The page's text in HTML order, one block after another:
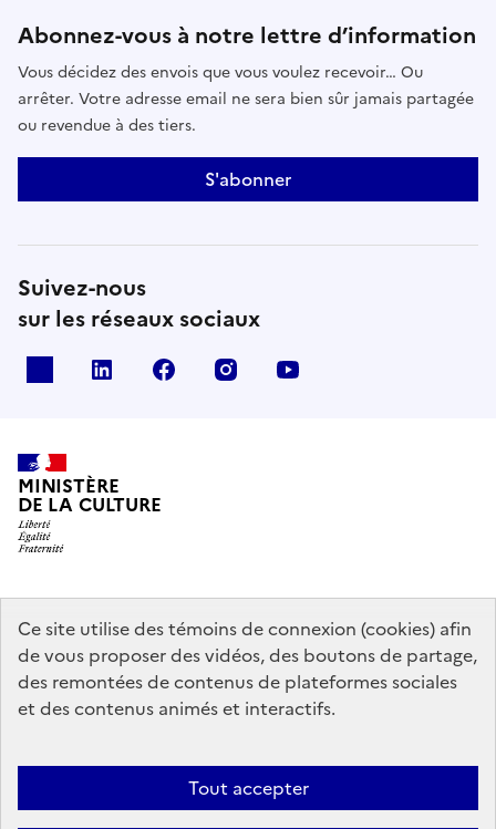
Ce site utilise des témoins de connexion (cookies) afin
de vous proposer des vidéos, des boutons de partage,
des remontées de contenus de plateformes sociales
et des contenus animés et interactifs.
Tout accepter
Abonnez-vous à notre lettre d’information
Vous décidez des envois que vous voulez recevoir… Ou
arrêter. Votre adresse email ne sera bien sûr jamais partagée
ou revendue à des tiers.
S'abonner
Suivez-nous
sur les réseaux sociaux
linkedin facebook instagram
MINISTÈRE
DE LA CULTURE
data.gouv.fr legifrance.gouv.fr
info.gouv.fr
service-public.gouv.fr
Mentions légales Accessibilité : partiellement conforme
Politique
d’utilisation des témoins de connexion (cookies)